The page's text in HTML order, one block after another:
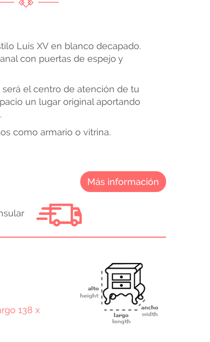
Luis XV en blanco decapado.
con puertas de espejo y
el centro de atención de tu
un lugar original aportando
como armario o vitrina.
Más información
138 x